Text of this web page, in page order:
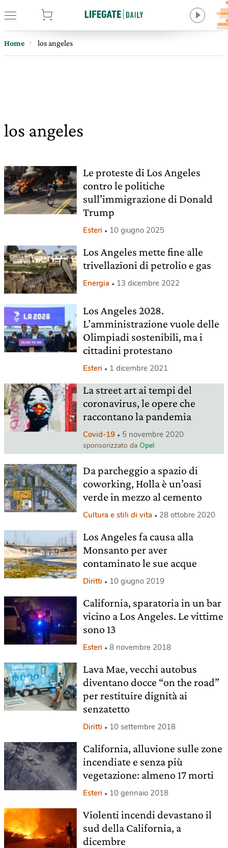
Home los angeles
los angeles
Le proteste di Los Angeles
contro le politiche
sull’immigrazione di Donald
Trump
Esteri 10 giugno 2025
Los Angeles mette fine alle
trivellazioni di petrolio e gas
Energia 13 dicembre 2022
Los Angeles 2028.
L’amministrazione vuole delle
Olimpiadi sostenibili, ma i
cittadini protestano
Esteri 1 dicembre 2021
La street art ai tempi del
coronavirus, le opere che
raccontano la pandemia
Covid-19 5 novembre 2020
sponsorizzato da Opel
Da parcheggio a spazio di
coworking, Holla è un’oasi
verde in mezzo al cemento
Cultura e stili di vita 28 ottobre 2020
Los Angeles fa causa alla
Monsanto per aver
contaminato le sue acque
Diritti 10 giugno 2019
California, sparatoria in un bar
vicino a Los Angeles. Le vittime
sono 13
Esteri 8 novembre 2018
Lava Mae, vecchi autobus
diventano docce “on the road”
per restituire dignità ai
senzatetto
Diritti 10 settembre 2018
California, alluvione sulle zone
incendiate e senza più
vegetazione: almeno 17 morti
Esteri 10 gennaio 2018
Violenti incendi devastano il
sud della California, a
dicembre